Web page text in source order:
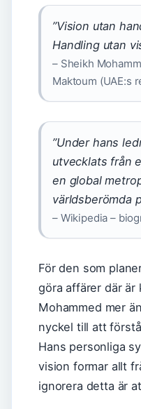
”Vision utan
Handling utan
– Sheikh
Maktoum (UAE:s
”Under hans
utvecklats från
en global
världsberömda
– Wikipedia –
För den som
göra affärer där är
Mohammed mer
nyckel till att
Hans personliga
vision formar allt
ignorera detta är